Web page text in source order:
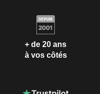
+ de 20 ans
à vos côtés